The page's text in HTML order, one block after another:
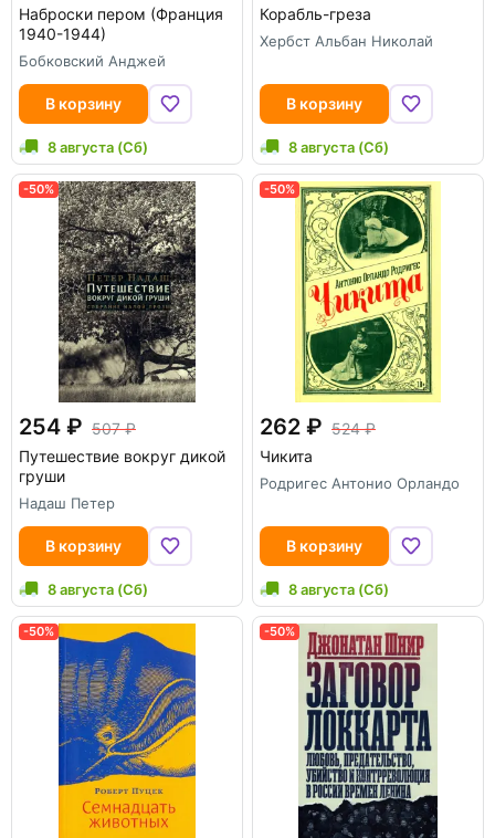
Наброски пером (Франция
1940-1944)
Бобковский Анджей
В корзину
8 августа (Сб)
Корабль-греза
Хербст Альбан Николай
В корзину
8 августа (Сб)
-50%
254
507
Путешествие вокруг дикой
груши
Надаш Петер
В корзину
8 августа (Сб)
-50%
262
524
Чикита
Родригес Антонио Орландо
В корзину
8 августа (Сб)
-50% -50%